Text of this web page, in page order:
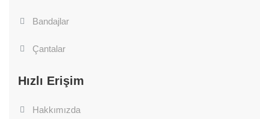
Bandajlar
Çantalar
Hızlı Erişim
Hakkımızda